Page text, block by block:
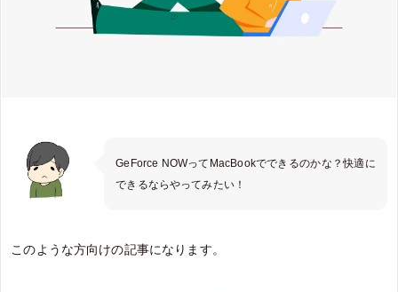
GeForce NOWってMacBookでできるのかな？快適に
できるならやってみたい！
このような方向けの記事になります。